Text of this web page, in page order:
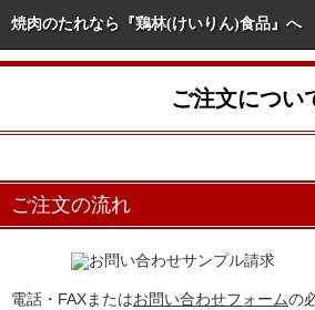
焼肉のたれなら『鶏林(けいりん)食品』へ
MENU
市販商品情報
オリジナル・特注商品
ご注文につい
ご注文の流れ
電話・FAXまたはお問い合わせフォームの